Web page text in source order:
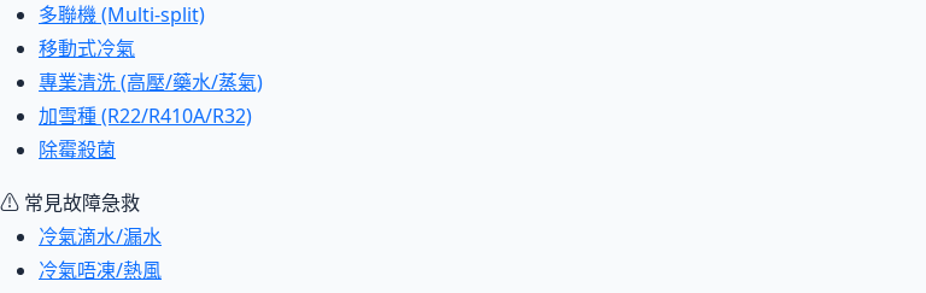
多聯機 (Multi-split)
移動式冷氣
專業清洗 (高壓/藥水/蒸氣)
加雪種 (R22/R410A/R32)
除霉殺菌
⚠ 常見故障急救
冷氣滴水/漏水
冷氣唔凍/熱風